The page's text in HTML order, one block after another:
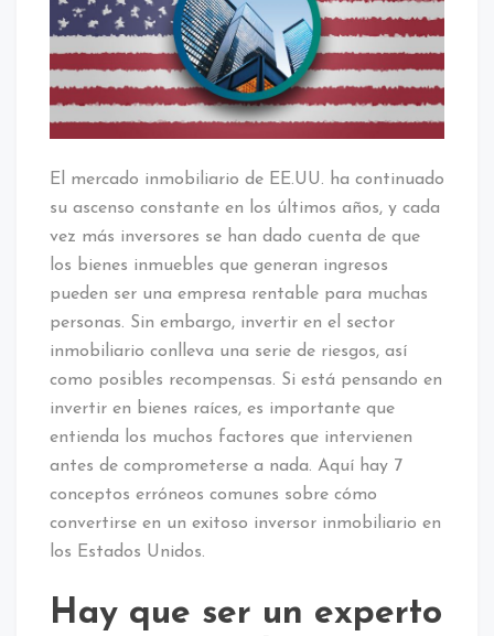
El mercado inmobiliario de EE.UU. ha continuado
su ascenso constante en los últimos años, y cada
vez más inversores se han dado cuenta de que
los bienes inmuebles que generan ingresos
pueden ser una empresa rentable para muchas
personas. Sin embargo, invertir en el sector
inmobiliario conlleva una serie de riesgos, así
como posibles recompensas. Si está pensando en
invertir en bienes raíces, es importante que
entienda los muchos factores que intervienen
antes de comprometerse a nada. Aquí hay 7
conceptos erróneos comunes sobre cómo
convertirse en un exitoso inversor inmobiliario en
los Estados Unidos.
Hay que ser un experto